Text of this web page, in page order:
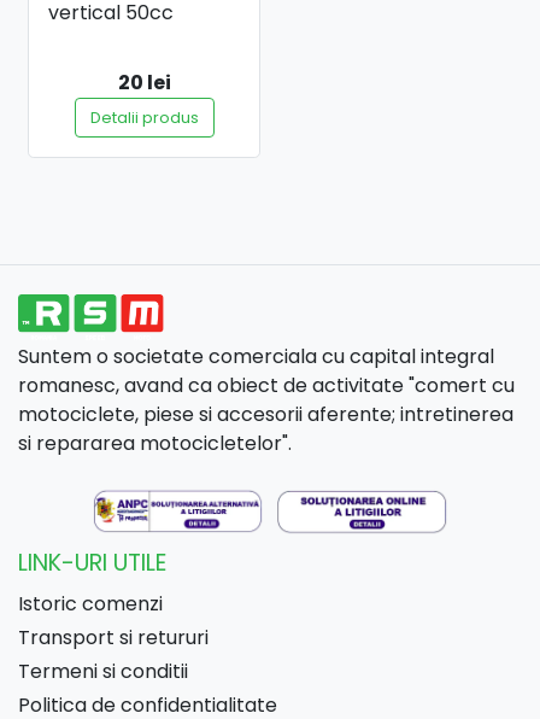
vertical 50cc
20 lei
Detalii produs
Suntem o societate comerciala cu capital integral
romanesc, avand ca obiect de activitate "comert cu
motociclete, piese si accesorii aferente; intretinerea
si repararea motocicletelor".
LINK-URI UTILE
Istoric comenzi
Transport si retururi
Termeni si conditii
Politica de confidentialitate